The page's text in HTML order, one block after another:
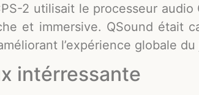
2 utilisait le processeur
et immersive. QSound était
l’expérience globale du
intérressante